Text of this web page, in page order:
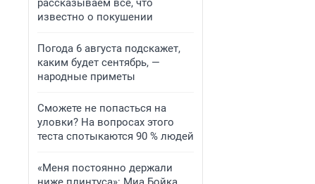
рассказываем всё, что
известно о покушении
Погода 6 августа подскажет,
каким будет сентябрь, —
народные приметы
Сможете не попасться на
уловки? На вопросах этого
теста спотыкаются 90 % людей
«Меня постоянно держали